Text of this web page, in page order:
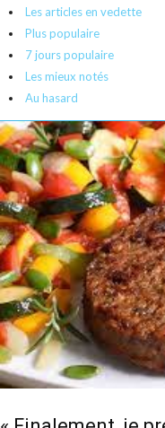
Les articles en vedette
Plus populaire
7 jours populaire
Les mieux notés
Au hasard